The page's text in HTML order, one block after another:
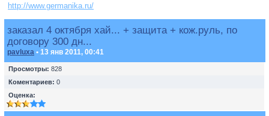
http://www.germanika.ru/
заказал 4 октября хай... + защита + кож.руль, по
договору 300 дн...
pavluxa • 13 янв 2011, 00:41
Просмотры: 828
Коментариев: 0
Оценка: